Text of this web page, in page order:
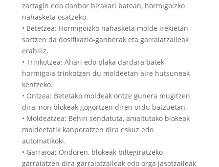
zartagin edo danbor birakari batean, hormigoizko
nahasketa osatzeko.
• Betetzea: Hormigoizko nahasketa molde irekietan
sartzen da dosifikazio-ganberak eta garraiatzaileak
erabiliz.
• Trinkotzea: Ahari edo plaka dardara batek
hormigoia trinkotzen du moldeetan aire hutsuneak
kentzeko.
• Ontzea: Betetako moldeak ontze gunera mugitzen
dira, non blokeak gogortzen diren ordu batzuetan.
• Moldeatzea: Behin sendatuta, amaitutako blokeak
moldeetatik kanporatzen dira eskuz edo
automatikoki.
• Garraioa: Ondoren, blokeak biltegiratzeko
garraiatzen dira garraiatzaileak edo orga jasotzaileak